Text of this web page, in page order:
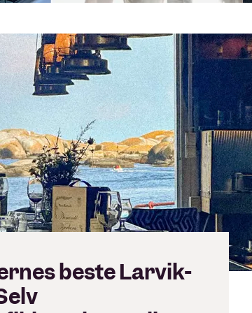
beste Larvik-